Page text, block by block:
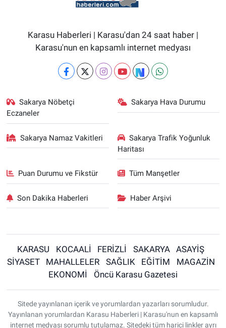
Karasu Haberleri | Karasu'dan 24 saat haber |
Karasu'nun en kapsamlı internet medyası
Sakarya Nöbetçi
Eczaneler
Sakarya Hava Durumu
Sakarya Namaz Vakitleri
Sakarya Trafik Yoğunluk
Haritası
Puan Durumu ve Fikstür Tüm Manşetler
Son Dakika Haberleri Haber Arşivi
KARASU KOCAALİ FERİZLİ SAKARYA
ASAYİŞ
SİYASET
MAHALLELER SAĞLIK EĞİTİM
MAGAZİN
EKONOMİ
Öncü Karasu Gazetesi
Sitede yayınlanan içerik ve yorumlardan yazarları sorumludur.
Yayınlanan yorumlardan Karasu Haberleri | Karasu'nun en kapsamlı
internet medyası sorumlu tutulamaz. Sitedeki tüm harici linkler ayrı